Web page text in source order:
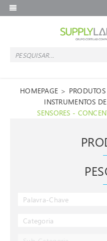
HOMEPAGE > PRODUTOS
INSTRUMENTOS
SENSORES -
Categoria